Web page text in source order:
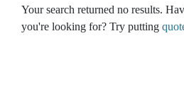
Your search returned no results.
you're looking for? Try putting